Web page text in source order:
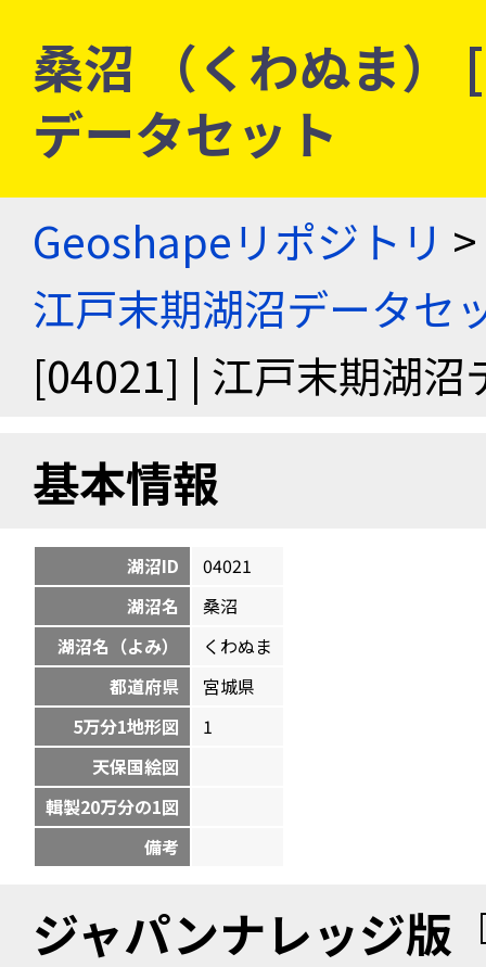
桑沼 （くわぬま
データセット
Geoshapeリポジトリ >
江戸末期湖沼データセ
[04021] | 江戸末期湖沼
基本情報
湖沼ID
04021
湖沼名
桑沼
湖沼名（よみ）
くわぬま
都道府県
宮城県
5万分1地形図
1
天保国絵図
輯製20万分の1図
備考
ジャパンナレッジ版